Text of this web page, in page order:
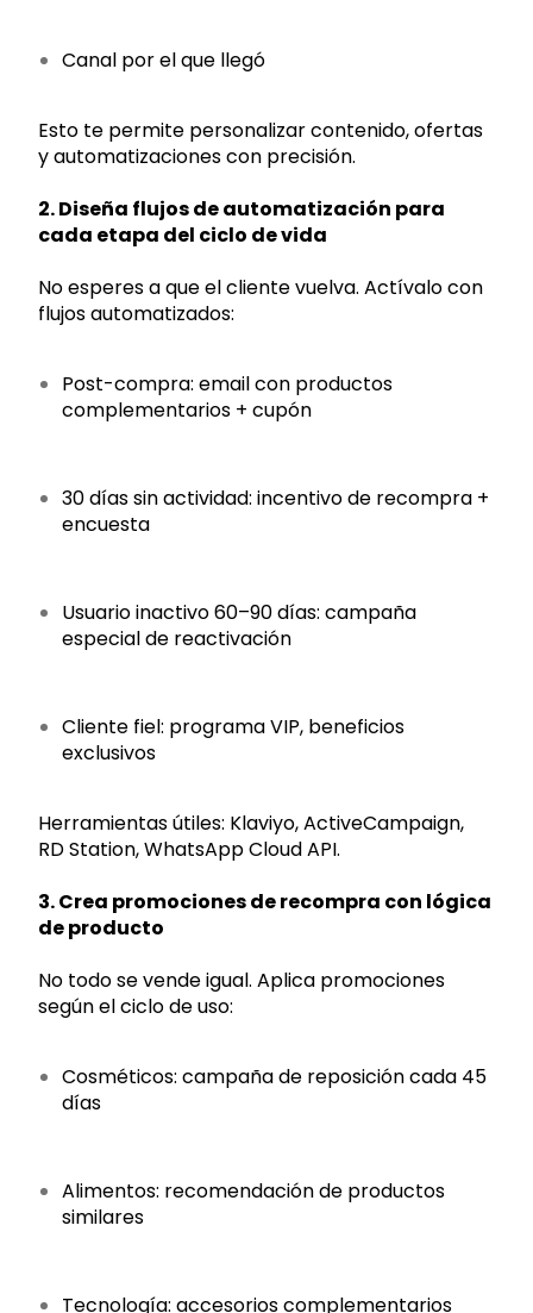
Canal por el que llegó
Esto te permite personalizar contenido, ofertas
y automatizaciones con precisión.
2. Diseña flujos de automatización para
cada etapa del ciclo de vida
No esperes a que el cliente vuelva. Actívalo con
flujos automatizados:
Post-compra: email con productos
complementarios + cupón
30 días sin actividad: incentivo de recompra +
encuesta
Usuario inactivo 60–90 días: campaña
especial de reactivación
Cliente fiel: programa VIP, beneficios
exclusivos
Herramientas útiles: Klaviyo, ActiveCampaign,
RD Station, WhatsApp Cloud API.
3. Crea promociones de recompra con lógica
de producto
No todo se vende igual. Aplica promociones
según el ciclo de uso:
Cosméticos: campaña de reposición cada 45
días
Alimentos: recomendación de productos
similares
Tecnología: accesorios complementarios